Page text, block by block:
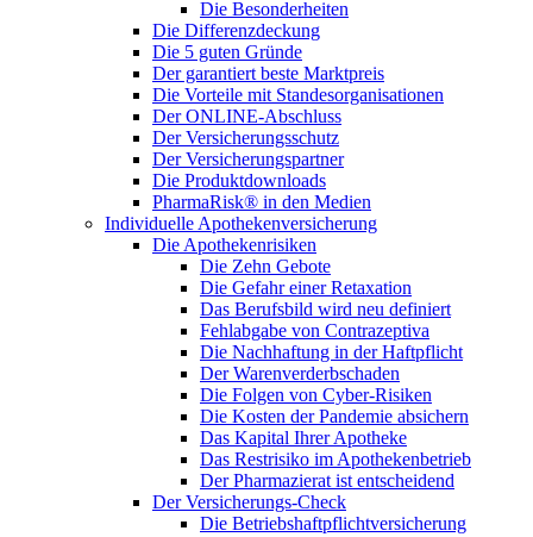
Die Besonderheiten
Die Differenzdeckung
Die 5 guten Gründe
Der garantiert beste Marktpreis
Die Vorteile mit Standesorganisationen
Der ONLINE-Abschluss
Der Versicherungsschutz
Der Versicherungspartner
Die Produktdownloads
PharmaRisk® in den Medien
Individuelle Apothekenversicherung
Die Apothekenrisiken
Die Zehn Gebote
Die Gefahr einer Retaxation
Das Berufsbild wird neu definiert
Fehlabgabe von Contrazeptiva
Die Nachhaftung in der Haftpflicht
Der Warenverderbschaden
Die Folgen von Cyber-Risiken
Die Kosten der Pandemie absichern
Das Kapital Ihrer Apotheke
Das Restrisiko im Apothekenbetrieb
Der Pharmazierat ist entscheidend
Der Versicherungs-Check
Die Betriebshaftpflichtversicherung